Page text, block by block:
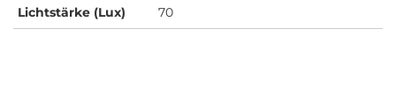
Lichtstärke (Lux)
70